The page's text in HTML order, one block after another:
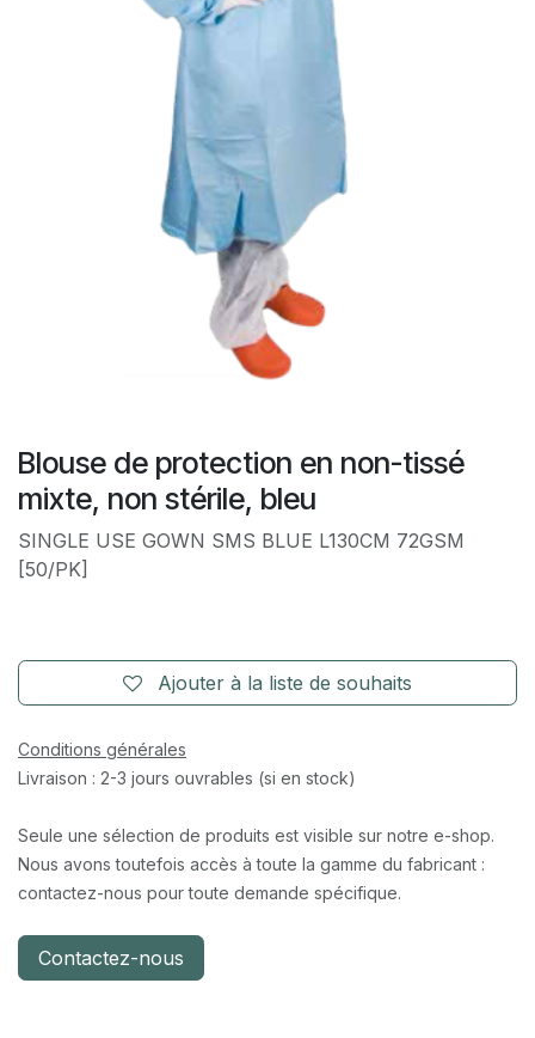
Blouse de protection en non-tissé
mixte, non stérile, bleu
SINGLE USE GOWN SMS BLUE L130CM 72GSM
[50/PK]
Ajouter à la liste de souhaits
Conditions générales
Livraison : 2-3 jours ouvrables (si en stock)
Seule une sélection de produits est visible sur notre e-shop.
Nous avons toutefois accès à toute la gamme du fabricant :
contactez-nous pour toute demande spécifique.
Contactez-nous